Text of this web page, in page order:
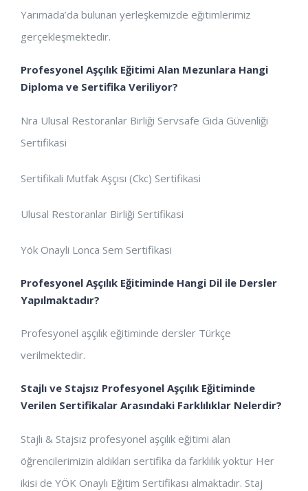
Yarımada’da bulunan yerleşkemizde eğitimlerimiz
gerçekleşmektedir.
Profesyonel Aşçılık Eğitimi Alan Mezunlara Hangi
Diploma ve Sertifika Veriliyor?
Nra Ulusal Restoranlar Birliği Servsafe Gıda Güvenliği
Sertifikasi
Sertifikali Mutfak Aşçısı (Ckc) Sertifikasi
Ulusal Restoranlar Birliği Sertifikasi
Yök Onayli Lonca Sem Sertifikasi
Profesyonel Aşçılık Eğitiminde Hangi Dil ile Dersler
Yapılmaktadır?
Profesyonel aşçılık eğitiminde dersler Türkçe
verilmektedir.
Stajlı ve Stajsız Profesyonel Aşçılık Eğitiminde
Verilen Sertifikalar Arasındaki Farklılıklar Nelerdir?
Stajlı & Stajsız profesyonel aşçılık eğitimi alan
öğrencilerimizin aldıkları sertifika da farklılık yoktur Her
ikisi de YÖK Onaylı Eğitim Sertifikası almaktadır. Staj